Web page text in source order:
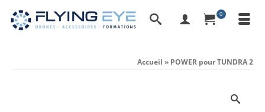
0
Accueil » POWER pour TUNDRA 2